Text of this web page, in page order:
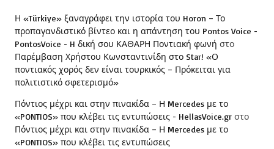
Η «Türkiye» ξαναγράφει την ιστορία του Horon – Το
προπαγανδιστικό βίντεο και η απάντηση του Pontos Voice -
PontosVoice - H δική σου ΚΑΘΑΡΗ Ποντιακή φωνή στο
Παρέμβαση Χρήστου Κωνσταντινίδη στο Star! «Ο
ποντιακός χορός δεν είναι τουρκικός – Πρόκειται για
πολιτιστικό σφετερισμό»
Πόντιος μέχρι και στην πινακίδα – Η Mercedes με το
«PONTIOS» που κλέβει τις εντυπώσεις - HellasVoice.gr στο
Πόντιος μέχρι και στην πινακίδα – Η Mercedes με το
«PONTIOS» που κλέβει τις εντυπώσεις